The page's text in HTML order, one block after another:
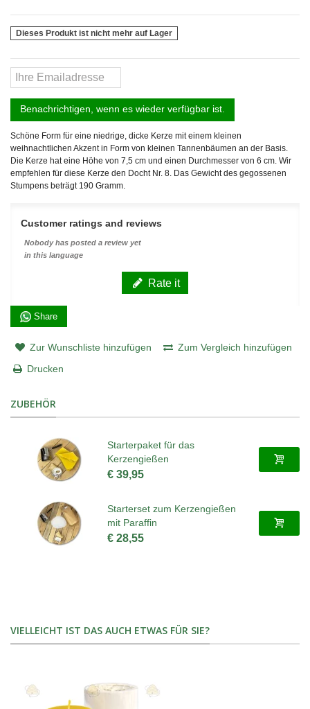
Dieses Produkt ist nicht mehr auf Lager
Benachrichtigen, wenn es wieder verfügbar ist.
Schöne Form für eine niedrige, dicke Kerze mit einem kleinen
weihnachtlichen Akzent in Form von kleinen Tannenbäumen an der Basis.
Die Kerze hat eine Höhe von 7,5 cm und einen Durchmesser von 6 cm. Wir
empfehlen für diese Kerze den Docht Nr. 8. Das Gewicht des gegossenen
Stumpens beträgt 190 Gramm.
Customer ratings and reviews
Nobody has posted a review yet
in this language
Rate it
Share
Zur Wunschliste hinzufügen
Zum Vergleich hinzufügen
Drucken
ZUBEHÖR
Starterpaket für das
Kerzengießen
€ 39,95
Starterset zum Kerzengießen
mit Paraffin
€ 28,55
VIELLEICHT IST DAS AUCH ETWAS FÜR SIE?